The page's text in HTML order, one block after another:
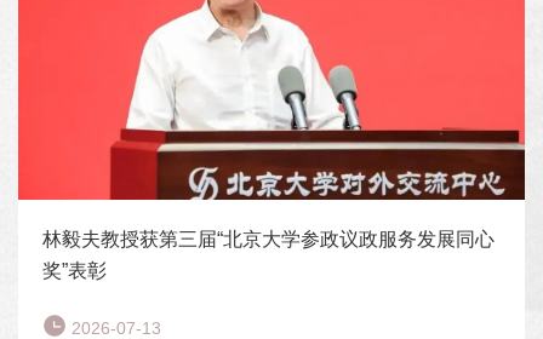
林毅夫教授获第三届“北京大学参政议政服务发展同心
奖”表彰
2026-07-13